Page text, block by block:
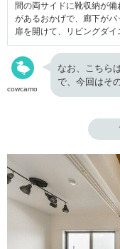
間の両サイドに靴収納が備
があるおかげで、廊下が
扉を開けて、リビングダイ
cowcamo
なお、こちら
で、今回はそ